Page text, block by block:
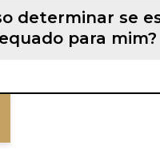
determinar se
para mim?